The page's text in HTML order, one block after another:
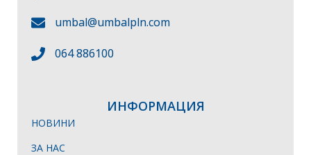
ИНФОРМАЦИЯ
НОВИНИ
ЗА НАС
umbal@umbalpln.com
064 886100